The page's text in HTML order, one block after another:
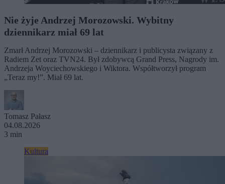
Nie żyje Andrzej Morozowski. Wybitny
dziennikarz miał 69 lat
Zmarł Andrzej Morozowski – dziennikarz i publicysta związany z
Radiem Zet oraz TVN24. Był zdobywcą Grand Press, Nagrody im.
Andrzeja Woyciechowskiego i Wiktora. Współtworzył program
„Teraz my!”. Miał 69 lat.
Tomasz Pałasz
04.08.2026
3 min
Kultura